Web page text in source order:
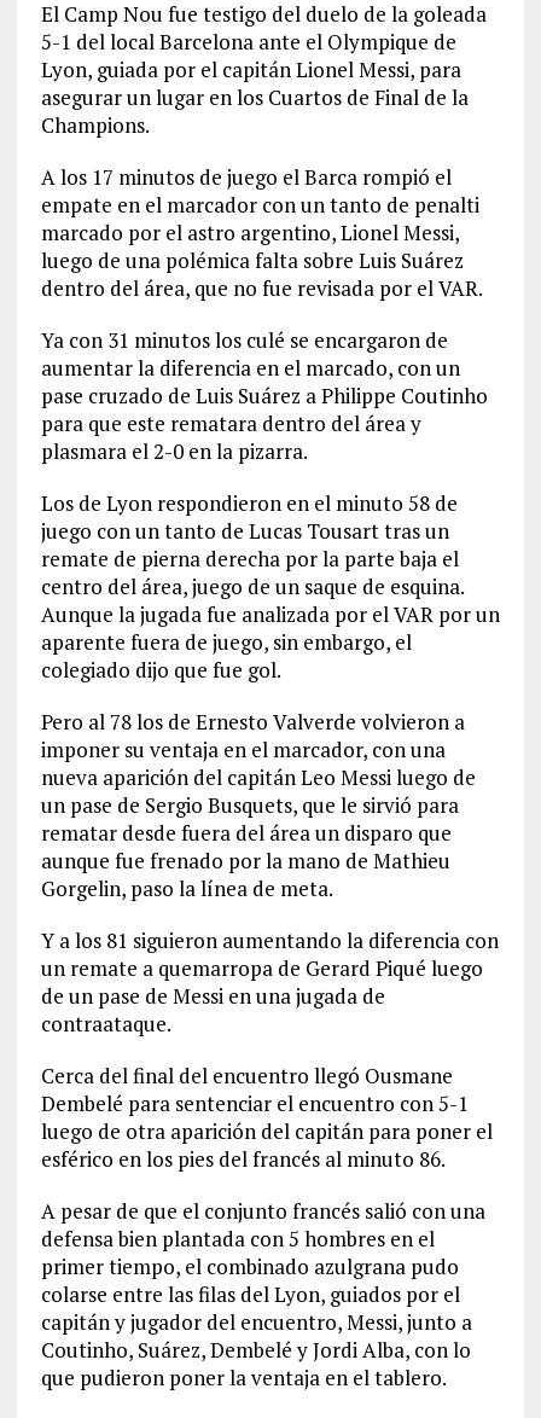
El Camp Nou fue testigo del duelo de la goleada
5-1 del local Barcelona ante el Olympique de
Lyon, guiada por el capitán Lionel Messi, para
asegurar un lugar en los Cuartos de Final de la
Champions.
A los 17 minutos de juego el Barca rompió el
empate en el marcador con un tanto de penalti
marcado por el astro argentino, Lionel Messi,
luego de una polémica falta sobre Luis Suárez
dentro del área, que no fue revisada por el VAR.
Ya con 31 minutos los culé se encargaron de
aumentar la diferencia en el marcado, con un
pase cruzado de Luis Suárez a Philippe Coutinho
para que este rematara dentro del área y
plasmara el 2-0 en la pizarra.
Los de Lyon respondieron en el minuto 58 de
juego con un tanto de Lucas Tousart tras un
remate de pierna derecha por la parte baja el
centro del área, juego de un saque de esquina.
Aunque la jugada fue analizada por el VAR por un
aparente fuera de juego, sin embargo, el
colegiado dijo que fue gol.
Pero al 78 los de Ernesto Valverde volvieron a
imponer su ventaja en el marcador, con una
nueva aparición del capitán Leo Messi luego de
un pase de Sergio Busquets, que le sirvió para
rematar desde fuera del área un disparo que
aunque fue frenado por la mano de Mathieu
Gorgelin, paso la línea de meta.
Y a los 81 siguieron aumentando la diferencia con
un remate a quemarropa de Gerard Piqué luego
de un pase de Messi en una jugada de
contraataque.
Cerca del final del encuentro llegó Ousmane
Dembelé para sentenciar el encuentro con 5-1
luego de otra aparición del capitán para poner el
esférico en los pies del francés al minuto 86.
A pesar de que el conjunto francés salió con una
defensa bien plantada con 5 hombres en el
primer tiempo, el combinado azulgrana pudo
colarse entre las filas del Lyon, guiados por el
capitán y jugador del encuentro, Messi, junto a
Coutinho, Suárez, Dembelé y Jordi Alba, con lo
que pudieron poner la ventaja en el tablero.